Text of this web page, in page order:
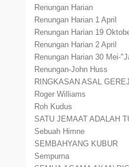
Renungan Harian
Renungan Harian 1 April
Renungan Harian 19
Renungan Harian 2 April
Renungan Harian 30 Mei-
Renungan-John Huss
RINGKASAN ASAL
Roger Williams
Roh Kudus
SATU JEMAAT ADALAH
Sebuah Himne
SEMBAHYANG KUBUR
Sempurna